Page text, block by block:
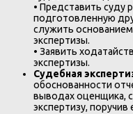
• Представить суду
подготовленную
служить
экспертизы.
• Заявить
экспертизы.
Судебная
обоснованности
выводах оценщика,
экспертизу,